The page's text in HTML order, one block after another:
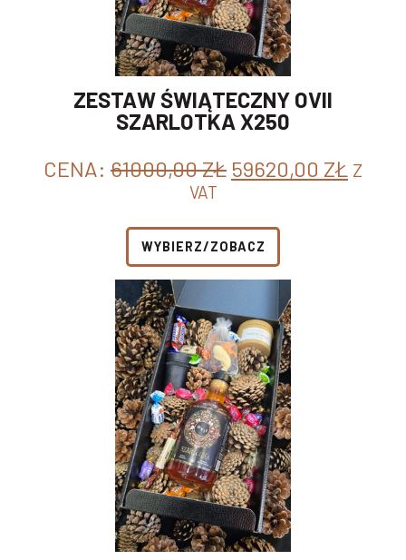
ZESTAW ŚWIĄTECZNY OVII
SZARLOTKA X250
CENA: 61000,00ZŁ PIERWOTNA
CENA
61000,00 ZŁ.
59620,00 ZŁ
CENA
Z
VAT
WYBIERZ/ZOBACZ